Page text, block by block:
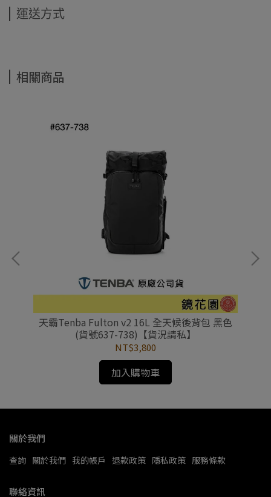
運送方式
相關商品
天霸Tenba Fulton v2 16L 全天候後背包 黑色
(貨號637-738)【貨況請私】
NT$3,800
加入購物車
關於我們
查詢 關於我們 我的帳戶 退款政策 隱私政策 服務條款
聯絡資訊